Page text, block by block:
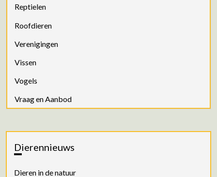
Reptielen
Roofdieren
Verenigingen
Vissen
Vogels
Vraag en Aanbod
Dierennieuws
Dieren in de natuur